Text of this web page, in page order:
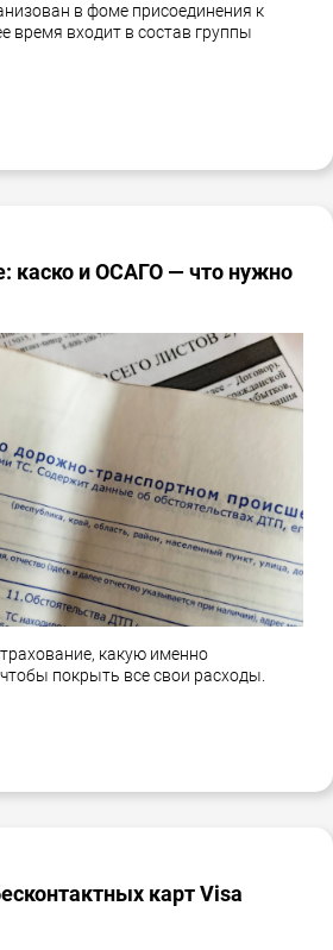
в фоме присоединения к
время входит в состав группы
каско и ОСАГО — что нужно
какую именно
покрыть все свои расходы.
карт Visa